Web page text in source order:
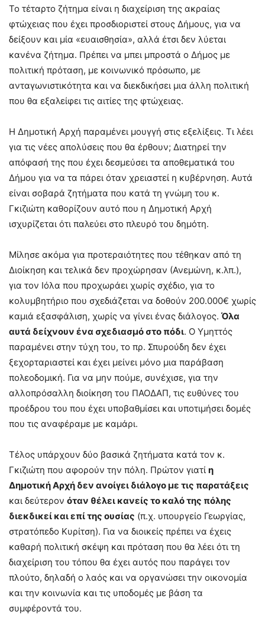
Το τέταρτο ζήτημα είναι η διαχείριση της ακραίας
φτώχειας που έχει προσδιοριστεί στους Δήμους, για να
δείξουν και μία «ευαισθησία», αλλά έτσι δεν λύεται
κανένα ζήτημα. Πρέπει να μπει μπροστά ο Δήμος με
πολιτική πρόταση, με κοινωνικό πρόσωπο, με
ανταγωνιστικότητα και να διεκδικήσει μια άλλη πολιτική
που θα εξαλείφει τις αιτίες της φτώχειας.
Η Δημοτική Αρχή παραμένει μουγγή στις εξελίξεις. Τι λέει
για τις νέες απολύσεις που θα έρθουν; Διατηρεί την
απόφασή της που έχει δεσμεύσει τα αποθεματικά του
Δήμου για να τα πάρει όταν χρειαστεί η κυβέρνηση. Αυτά
είναι σοβαρά ζητήματα που κατά τη γνώμη του κ.
Γκιζιώτη καθορίζουν αυτό που η Δημοτική Αρχή
ισχυρίζεται ότι παλεύει στο πλευρό του δημότη.
Μίλησε ακόμα για προτεραιότητες που τέθηκαν από τη
Διοίκηση και τελικά δεν προχώρησαν (Ανεμώνη, κ.λπ.),
για τον Ιόλα που προχωράει χωρίς σχέδιο, για το
κολυμβητήριο που σχεδιάζεται να δοθούν 200.000€ χωρίς
καμιά εξασφάλιση, χωρίς να γίνει ένας διάλογος. Όλα
αυτά δείχνουν ένα σχεδιασμό στο πόδι. Ο Υμηττός
παραμένει στην τύχη του, το πρ. Σπυρούδη δεν έχει
ξεχορταριαστεί και έχει μείνει μόνο μια παράβαση
πολεοδομική. Για να μην πούμε, συνέχισε, για την
αλλοπρόσαλλη διοίκηση του ΠΑΟΔΑΠ, τις ευθύνες του
προέδρου του που έχει υποβαθμίσει και υποτιμήσει δομές
που τις αναφέραμε με καμάρι.
Τέλος υπάρχουν δύο βασικά ζητήματα κατά τον κ.
Γκιζιώτη που αφορούν την πόλη. Πρώτον γιατί η
Δημοτική Αρχή δεν ανοίγει διάλογο με τις παρατάξεις
και δεύτερον όταν θέλει κανείς το καλό της πόλης
διεκδικεί και επί της ουσίας (π.χ. υπουργείο Γεωργίας,
στρατόπεδο Κυρίτση). Για να διοικείς πρέπει να έχεις
καθαρή πολιτική σκέψη και πρόταση που θα λέει ότι τη
διαχείριση του τόπου θα έχει αυτός που παράγει τον
πλούτο, δηλαδή ο λαός και να οργανώσει την οικονομία
και την κοινωνία και τις υποδομές με βάση τα
συμφέροντά του.